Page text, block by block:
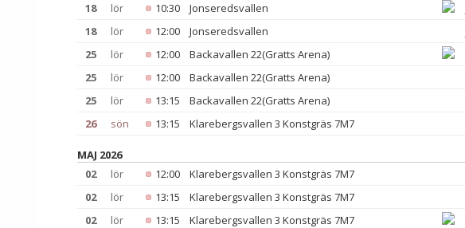
18
lör 10:30 Jonseredsvallen
18
lör 12:00 Jonseredsvallen
25
lör 12:00 Backavallen 22(Gratts Arena)
25
lör 12:00 Backavallen 22(Gratts Arena)
25
lör 13:15 Backavallen 22(Gratts Arena)
26
sön 13:15 Klarebergsvallen 3 Konstgräs 7M7
MAJ 2026
02
lör 12:00 Klarebergsvallen 3 Konstgräs 7M7
02
lör 13:15 Klarebergsvallen 3 Konstgräs 7M7
02
lör 13:15 Klarebergsvallen 3 Konstgräs 7M7